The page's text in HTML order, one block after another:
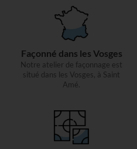
Façonné dans les Vosges
Notre atelier de façonnage est
situé dans les Vosges, à Saint
Amé.